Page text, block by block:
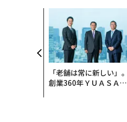
「老舗は常に新しい」。
創業360年ＹＵＡＳＡと